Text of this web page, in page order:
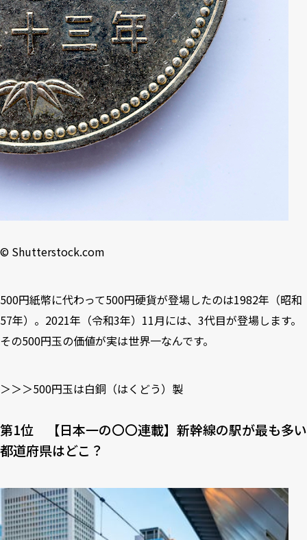
©︎ Shutterstock.com
500円紙幣に代わって500円硬貨が登場したのは1982年（昭和
57年）。2021年（令和3年）11月には、3代目が登場します。
その500円玉の価値が実は世界一なんです。
＞＞＞500円玉は白銅（はくどう）製
第1位 【⽇本⼀の〇〇連載】新幹線の駅が最も多い
都道府県はどこ？